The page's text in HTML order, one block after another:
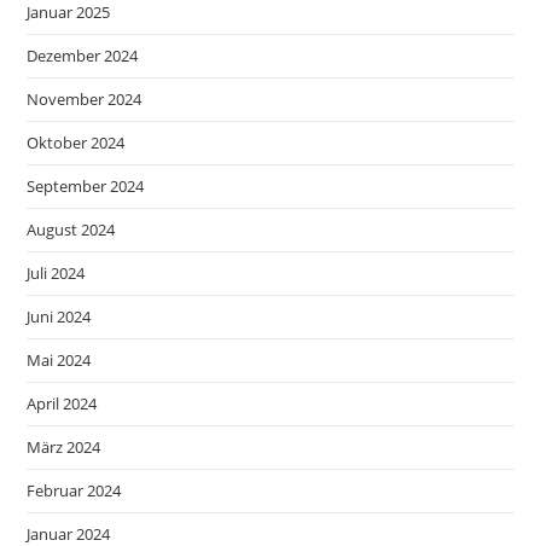
Januar 2025
Dezember 2024
November 2024
Oktober 2024
September 2024
August 2024
Juli 2024
Juni 2024
Mai 2024
April 2024
März 2024
Februar 2024
Januar 2024